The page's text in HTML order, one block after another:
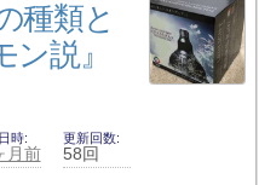
種類と
説』
時
月前
更新回数
58回